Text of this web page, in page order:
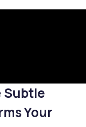
Subtle
Your